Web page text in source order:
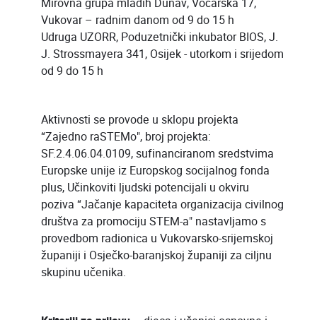
Mirovna grupa mladih Dunav, Voćarska 17,
Vukovar – radnim danom od 9 do 15 h
Udruga UZORR, Poduzetnički inkubator BIOS, J.
J. Strossmayera 341, Osijek - utorkom i srijedom
od 9 do 15 h
Aktivnosti se provode u sklopu projekta
“Zajedno raSTEMo", broj projekta:
SF.2.4.06.04.0109, sufinanciranom sredstvima
Europske unije iz Europskog socijalnog fonda
plus, Učinkoviti ljudski potencijali u okviru
poziva “Jačanje kapaciteta organizacija civilnog
društva za promociju STEM-a" nastavljamo s
provedbom radionica u Vukovarsko-srijemskoj
županiji i Osječko-baranjskoj županiji za ciljnu
skupinu učenika.